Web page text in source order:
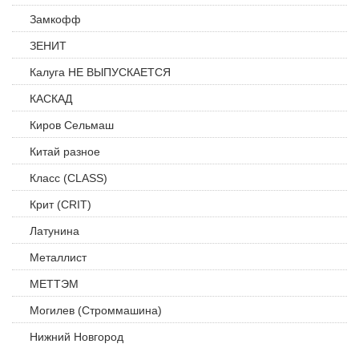
Замкофф
ЗЕНИТ
Калуга НЕ ВЫПУСКАЕТСЯ
КАСКАД
Киров Сельмаш
Китай разное
Класс (CLASS)
Крит (CRIT)
Латунина
Металлист
МЕТТЭМ
Могилев (Строммашина)
Нижний Новгород